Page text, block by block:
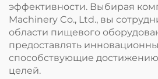
эффективности. Выбирая
Machinery Co., Ltd., вы
области пищевого
предоставлять
способствующие
целей.